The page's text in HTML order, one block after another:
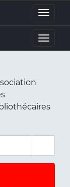
Toggle
Toggle